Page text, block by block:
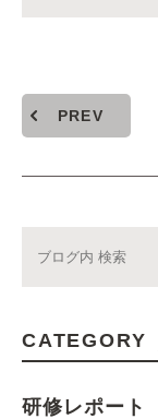
PREV
CATEGORY
研修レポート